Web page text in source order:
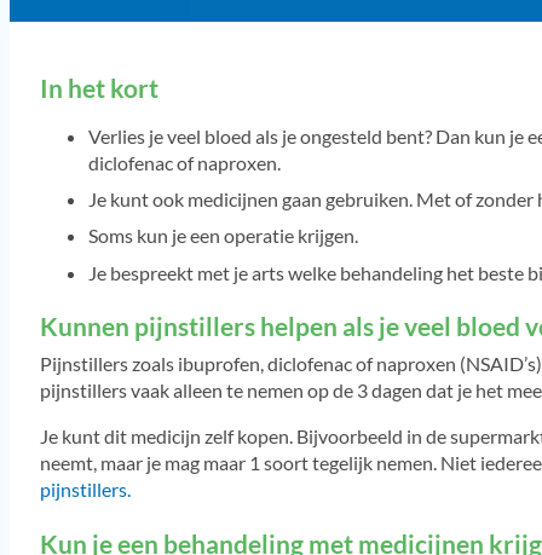
In het kort
Verlies je veel bloed als je ongesteld bent? Dan kun
diclofenac of naproxen.
Je kunt ook medicijnen gaan gebruiken. Met of zonder
Soms kun je een operatie krijgen.
Je bespreekt met je arts welke behandeling het beste
Kunnen pijnstillers helpen als je veel bloed
Pijnstillers zoals ibuprofen, diclofenac of naproxen
pijnstillers vaak alleen te nemen op de 3 dagen dat je het
Je kunt dit medicijn zelf kopen. Bijvoorbeeld in de
neemt, maar je mag maar 1 soort tegelijk nemen. Niet
pijnstillers.
Kun je een behandeling met medicijnen